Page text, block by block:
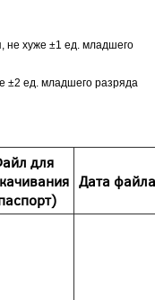
не хуже ±1 ед. младшего
±2 ед. младшего разряда
для
Дата